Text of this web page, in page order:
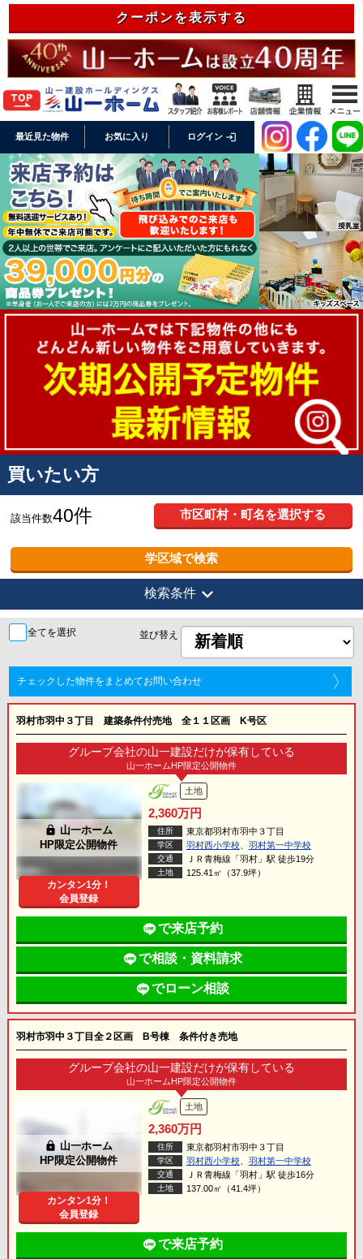
クーポンを表示する
最近見た物件 お気に入り ログイン login
買いたい方
該当件数40件 市区町村・町名を選択する
学区域で検索
検索条件 expand_more
全てを選択 並び替え
チェックした物件をまとめてお問い合わせ
羽村市羽中３丁目 建築条件付売地 全１１区画 K号区
グループ会社の山一建設だけが保有している
山一ホームHP限定公開物件
lock 山一ホーム
HP限定公開物件
カンタン1分！
会員登録
土地
2,360万円
住所 東京都羽村市羽中３丁目
学区 羽村西小学校、 羽村第一中学校
交通 ＪＲ青梅線「羽村」駅 徒歩19分
土地 125.41㎡（37.9坪）
で来店予約
で相談・資料請求
でローン相談
羽村市羽中３丁目全２区画 B号棟 条件付き売地
グループ会社の山一建設だけが保有している
山一ホームHP限定公開物件
lock 山一ホーム
HP限定公開物件
カンタン1分！
会員登録
土地
2,360万円
住所 東京都羽村市羽中３丁目
学区 羽村西小学校、 羽村第一中学校
交通 ＪＲ青梅線「羽村」駅 徒歩16分
土地 137.00㎡（41.4坪）
で来店予約